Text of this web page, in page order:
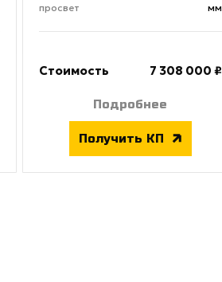
просвет
мм
Стоимость 7 308 000 ₽
Подробнее
Получить КП